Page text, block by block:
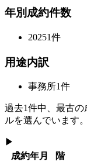
年別成約件数
20251件
用途内訳
事務所1件
過去1件中、最古の
ルを選んでいます。
▶
成約年月
階